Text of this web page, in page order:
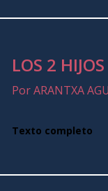
LOS 2
Por ARANTXA
Texto completo